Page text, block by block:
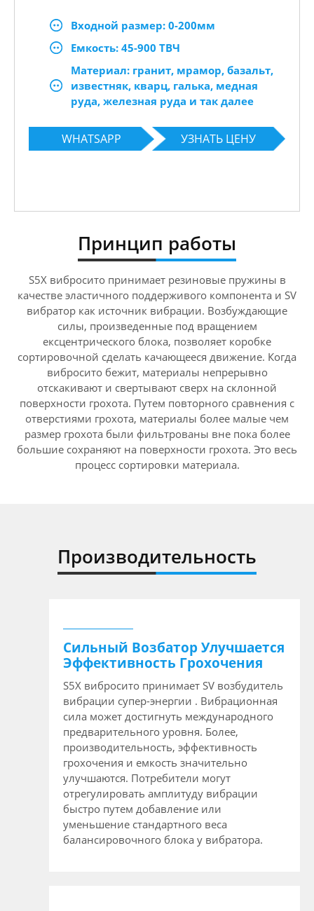
Входной размер: 0-200мм
Емкость: 45-900 ТВЧ
Материал: гранит, мрамор, базальт,
известняк, кварц, галька, медная
руда, железная руда и так далее
WHATSAPP УЗНАТЬ ЦЕНУ
Принцип работы
S5X вибросито принимает резиновые пружины в
качестве эластичного поддерживого компонента и SV
вибратор как источник вибрации. Возбуждающие
силы, произведенные под вращением
ексцентрического блока, позволяет коробке
сортировочной сделать качающееся движение. Когда
вибросито бежит, материалы непрерывно
отскакивают и свертывают сверх на склонной
поверхности грохота. Путем повторного сравнения с
отверстиями грохота, материалы более малые чем
размер грохота были фильтрованы вне пока более
большие сохраняют на поверхности грохота. Это весь
процесс сортировки материала.
Производительность
Сильный Возбатор Улучшается
Эффективность Грохочения
S5X вибросито принимает SV возбудитель
вибрации супер-энергии . Вибрационная
сила может достигнуть международного
предварительного уровня. Более,
производительность, эффективность
грохочения и емкость значительно
улучшаются. Потребители могут
отрегулировать амплитуду вибрации
быстро путем добавление или
уменьшение стандартного веса
балансировочного блока у вибратора.